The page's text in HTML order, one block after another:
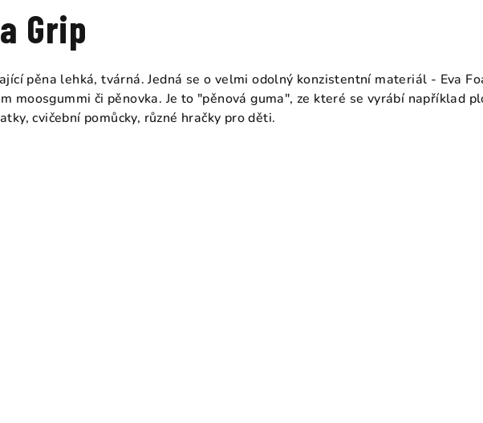
Grip
pěna lehká, tvárná. Jedná se o velmi odolný konzistentní materiál - Eva
moosgummi či pěnovka. Je to "pěnová guma", ze které se vyrábí například
cvičební pomůcky, různé hračky pro děti.